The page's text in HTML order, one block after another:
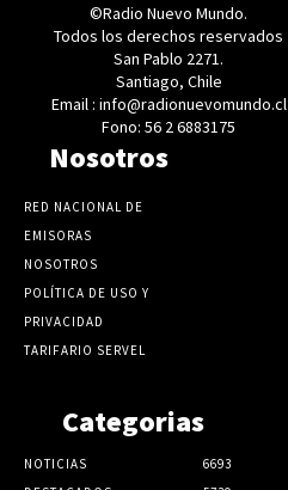
©Radio Nuevo Mundo.
Todos los derechos reservados
San Pablo 2271.
Santiago, Chile
Email : info@radionuevomundo.cl
Fono: 56 2 6883175
Nosotros
RED NACIONAL DE
EMISORAS
NOSOTROS
POLÍTICA DE USO Y
PRIVACIDAD
TARIFARIO SERVEL
Categorias
NOTICIAS
6693